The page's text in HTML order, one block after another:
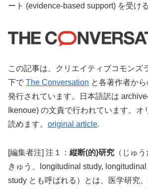
ート (evidence-based support) を受け
この記事は、クリエイティブコモンズ
下で The Conversation と各著作者か
発行されています。日本語訳は
Ikenoue) の文責で行われています。オ
読めます。 original article.
[編集者注] 注１： 縦断(的)研究 （じゅ
きゅう、longitudinal study, longitudinal
study とも呼ばれる）とは、医学研究